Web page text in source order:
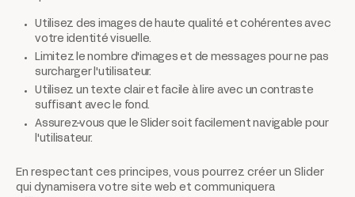
Utilisez des images de haute qualité et cohérentes avec
votre identité visuelle.
Limitez le nombre d'images et de messages pour ne pas
surcharger l'utilisateur.
Utilisez un texte clair et facile à lire avec un contraste
suffisant avec le fond.
Assurez-vous que le Slider soit facilement navigable pour
l'utilisateur.
En respectant ces principes, vous pourrez créer un Slider
qui dynamisera votre site web et communiquera